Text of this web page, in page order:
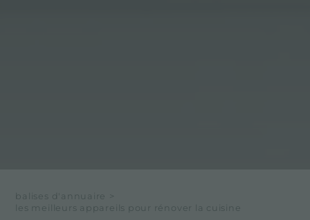
balises d'annuaire
>
les meilleurs appareils pour rénover la cuisine